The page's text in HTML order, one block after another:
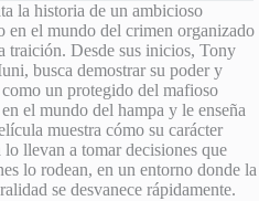
la historia de un ambicioso
en el mundo del crimen organizado
traición. Desde sus inicios, Tony
busca demostrar su poder y
un protegido del mafioso
el mundo del hampa y le enseña
muestra cómo su carácter
llevan a tomar decisiones que
lo rodean, en un entorno donde la
se desvanece rápidamente.